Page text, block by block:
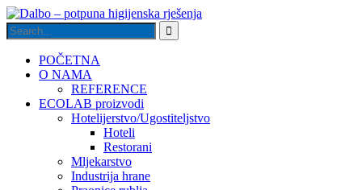
POČETNA
O NAMA
REFERENCE
ECOLAB proizvodi
Hotelijerstvo/Ugostiteljstvo
Hoteli
Restorani
Mljekarstvo
Industrija hrane